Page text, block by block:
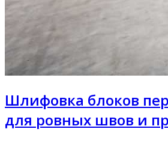
Шлифовка блоков
для ровных швов и